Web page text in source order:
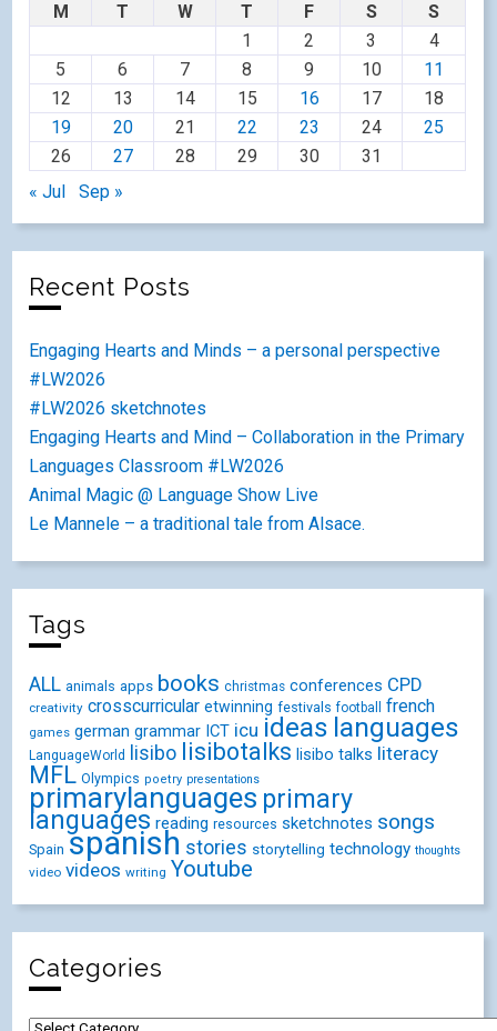
M
T W T F S
S
1
2 3
4
5
6 7 8 9 10
11
12
13 14 15 16 17
18
19
20 21 22 23 24
25
26
27 28 29 30
31
« Jul
Sep »
Recent Posts
Engaging Hearts and Minds – a personal perspective
#LW2026
#LW2026 sketchnotes
Engaging Hearts and Mind – Collaboration in the Primary
Languages Classroom #LW2026
Animal Magic @ Language Show Live
Le Mannele – a traditional tale from Alsace.
Tags
ALL animals apps books christmas conferences CPD
creativity crosscurricular etwinning festivals football french
games german grammar ICT icu ideas languages
LanguageWorld lisibo lisibotalks lisibo talks literacy
MFL Olympics poetry presentations
primarylanguages primary
languages reading resources sketchnotes songs
Spain spanish stories storytelling technology thoughts
video videos writing Youtube
Categories